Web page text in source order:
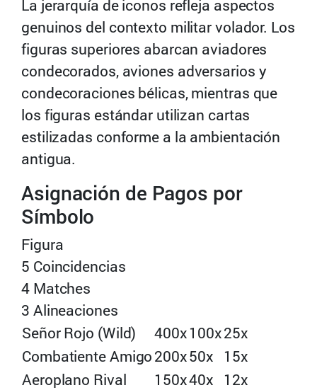
La jerarquía de iconos refleja aspectos
genuinos del contexto militar volador. Los
figuras superiores abarcan aviadores
condecorados, aviones adversarios y
condecoraciones bélicas, mientras que
los figuras estándar utilizan cartas
estilizadas conforme a la ambientación
antigua.
Asignación de Pagos por
Símbolo
Figura
5 Coincidencias
4 Matches
3 Alineaciones
Señor Rojo (Wild)
400x100x25x
Combatiente Amigo200x50x
15x
Aeroplano Rival
150x40x
12x